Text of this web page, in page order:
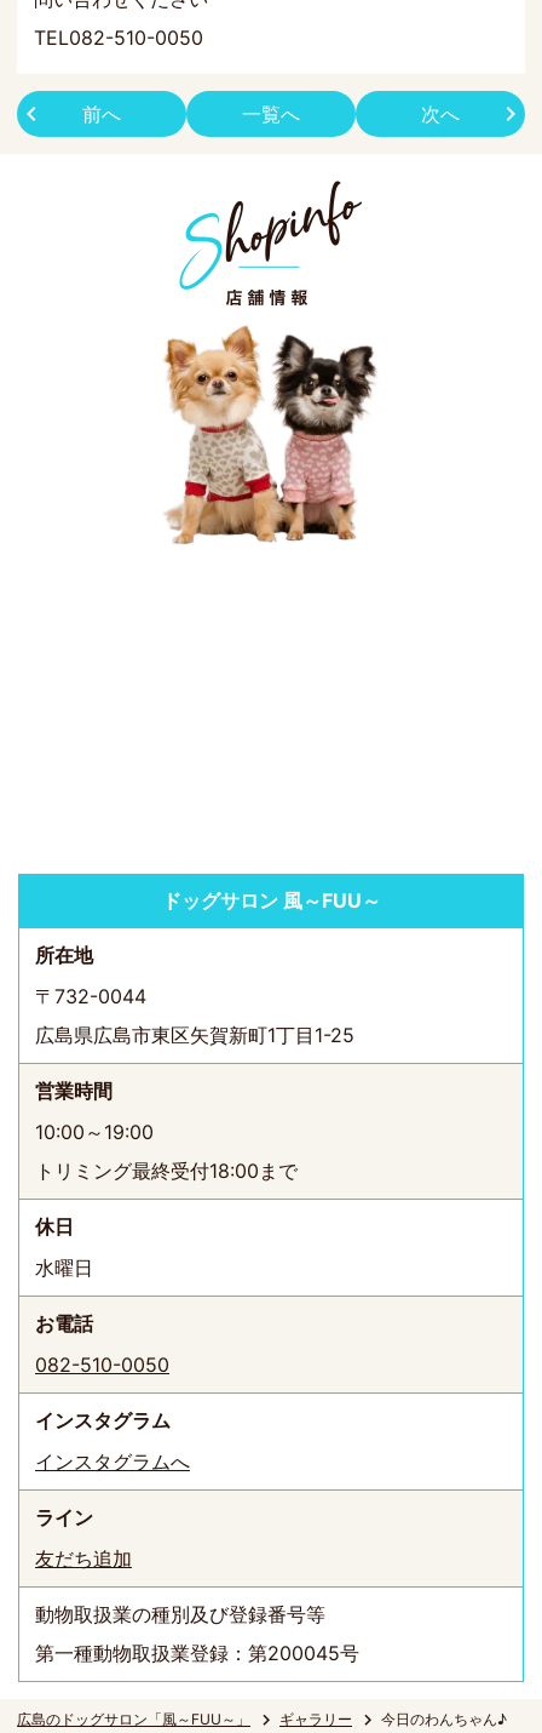
TEL082-510-0050
前へ 次へ
一覧へ
ドッグサロン 風～FUU～
所在地
〒732-0044
広島県広島市東区矢賀新町1丁目1-25
営業時間
10:00～19:00
トリミング最終受付18:00まで
休日
水曜日
お電話
082-510-0050
インスタグラム
インスタグラムへ
ライン
友だち追加
動物取扱業の種別及び登録番号等
第一種動物取扱業登録：第200045号
広島のドッグサロン「風～FUU～」 ギャラリー 今日のわんちゃん♪